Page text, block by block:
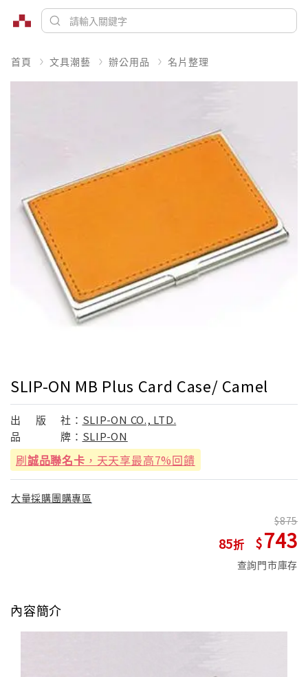
首頁 文具潮藝 辦公用品 名片整理
SLIP-ON MB Plus Card Case/ Camel
出 版 社： SLIP-ON CO., LTD.
品
牌： SLIP-ON
刷誠品聯名卡 ，天天享最高7%回饋
大量採購團購專區
85
875
743
查詢門市庫存
內容簡介